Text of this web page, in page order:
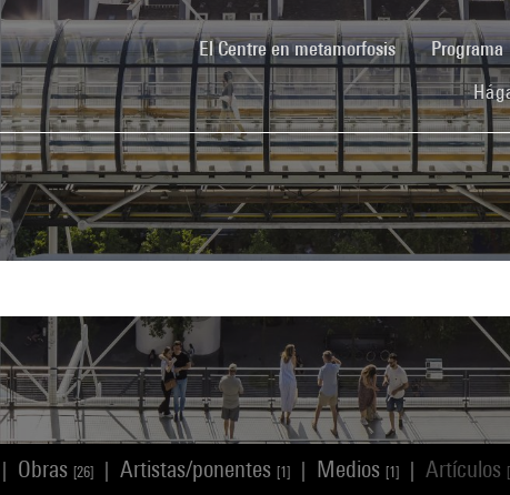
El Centre en metamorfosis(current)Programa
Obras [26] Artistas/ponentes [1] Medios [1] Artículos